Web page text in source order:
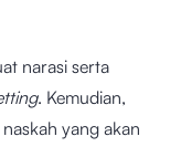
narasi serta
. Kemudian,
yang akan